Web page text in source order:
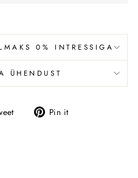
0% INTRESSIGA
ÜHENDUST
Tweet Pin it